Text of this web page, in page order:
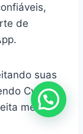
de
suas
Cytotec
médica.